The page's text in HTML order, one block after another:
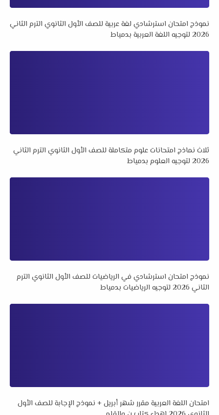
نموذج امتحان استرشادي لغة عربية للصف الأول الثانوي الترم الثاني
2026 لتوجيه اللغة العربية بدمياط
ثلاث نماذج امتحانات علوم متكاملة للصف الأول الثانوي الترم الثاني
2026 لتوجيه العلوم بدمياط
نموذج امتحان استرشادي في الرياضيات للصف الأول الثانوي الترم
الثاني 2026 لتوجيه الرياضيات بدمياط
امتحان اللغة العربية مقرر شهر أبريل + نموذج الإجابة للصف الأول